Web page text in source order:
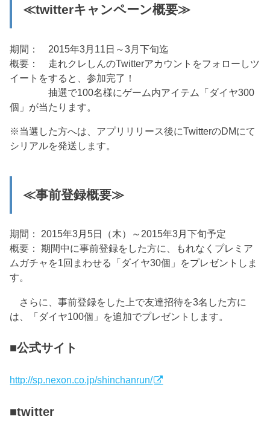
≪twitterキャンペーン概要≫
期間： 2015年3月11日～3月下旬迄
概要： 走れクレしんのTwitterアカウントをフォローしツ
イートをすると、参加完了！
抽選で100名様にゲーム内アイテム「ダイヤ300
個」が当たります。
※当選した方へは、アプリリリース後にTwitterのDMにて
シリアルを発送します。
≪事前登録概要≫
期間： 2015年3月5日（木）～2015年3月下旬予定
概要： 期間中に事前登録をした方に、もれなくプレミア
ムガチャを1回まわせる「ダイヤ30個」をプレゼントしま
す。
さらに、事前登録をした上で友達招待を3名した方に
は、「ダイヤ100個」を追加でプレゼントします。
■公式サイト
http://sp.nexon.co.jp/shinchanrun/
■twitter